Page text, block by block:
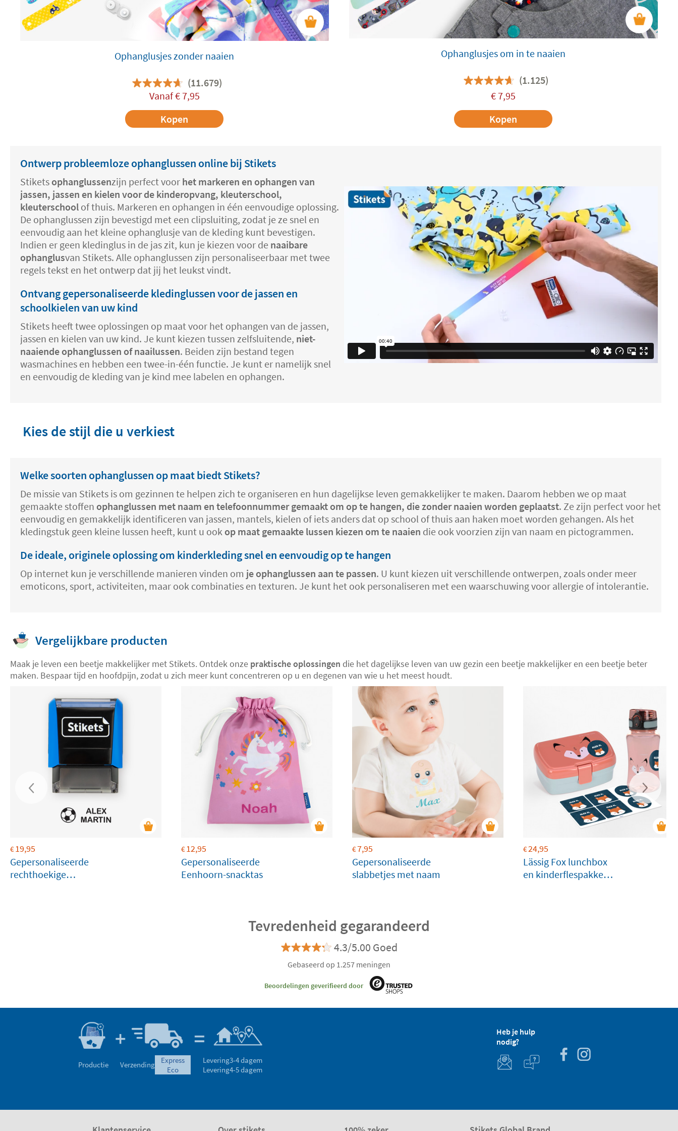
Ophanglusjes zonder naaien
(11.679)
Vanaf€7,95
Kopen
Ophanglusjes om in te naaien
(1.125)
€7,95
Kopen
Ontwerp probleemloze ophanglussen online bij Stikets
Stikets ophanglussenzijn perfect voor het markeren en ophangen van
jassen, jassen en kielen voor de kinderopvang, kleuterschool,
kleuterschool of thuis. Markeren en ophangen in één eenvoudige oplossing.
De ophanglussen zijn bevestigd met een clipsluiting, zodat je ze snel en
eenvoudig aan het kleine ophanglusje van de kleding kunt bevestigen.
Indien er geen kledinglus in de jas zit, kun je kiezen voor de naaibare
ophanglusvan Stikets. Alle ophanglussen zijn personaliseerbaar met twee
regels tekst en het ontwerp dat jij het leukst vindt.
Ontvang gepersonaliseerde kledinglussen voor de jassen en
schoolkielen van uw kind
Stikets heeft twee oplossingen op maat voor het ophangen van de jassen,
jassen en kielen van uw kind. Je kunt kiezen tussen zelfsluitende, niet-
naaiende ophanglussen of naailussen. Beiden zijn bestand tegen
wasmachines en hebben een twee-in-één functie. Je kunt er namelijk snel
en eenvoudig de kleding van je kind mee labelen en ophangen.
Kies de stijl die u verkiest
Welke soorten ophanglussen op maat biedt Stikets?
De missie van Stikets is om gezinnen te helpen zich te organiseren en hun dagelijkse leven gemakkelijker te maken. Daarom hebben we op maat
gemaakte stoffen ophanglussen met naam en telefoonnummer gemaakt om op te hangen, die zonder naaien worden geplaatst. Ze zijn perfect voor het
eenvoudig en gemakkelijk identificeren van jassen, mantels, kielen of iets anders dat op school of thuis aan haken moet worden gehangen. Als het
kledingstuk geen kleine lussen heeft, kunt u ook op maat gemaakte lussen kiezen om te naaien die ook voorzien zijn van naam en pictogrammen.
De ideale, originele oplossing om kinderkleding snel en eenvoudig op te hangen
Op internet kun je verschillende manieren vinden om je ophanglussen aan te passen. U kunt kiezen uit verschillende ontwerpen, zoals onder meer
emoticons, sport, activiteiten, maar ook combinaties en texturen. Je kunt het ook personaliseren met een waarschuwing voor allergie of intolerantie.
Vergelijkbare producten
Maak je leven een beetje makkelijker met Stikets. Ontdek onze praktische oplossingen die het dagelijkse leven van uw gezin een beetje makkelijker en een beetje beter
maken. Bespaar tijd en hoofdpijn, zodat u zich meer kunt concentreren op u en degenen van wie u het meest houdt.
€19,95
Gepersonaliseerde
rechthoekige
€12,95
Gepersonaliseerde
Eenhoorn-snacktas
€7,95
Gepersonaliseerde
slabbetjes met naam
€24,95
Lässig Fox lunchbox
en kinderflespakket
Tevredenheid gegarandeerd
4.3/5.00 Goed
Gebaseerd op 1.257 meningen
Beoordelingen geverifieerd door
Productie Verzending
express
eco
Levering3-4 dagem
Levering4-5 dagem
Heb je hulp
nodig?